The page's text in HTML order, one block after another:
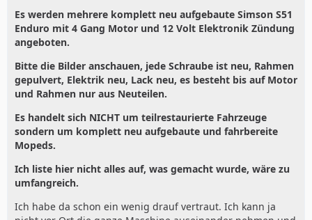
Es werden mehrere komplett neu aufgebaute Simson S51
Enduro mit 4 Gang Motor und 12 Volt Elektronik Zündung
angeboten.
Bitte die Bilder anschauen, jede Schraube ist neu, Rahmen
gepulvert, Elektrik neu, Lack neu, es besteht bis auf Motor
und Rahmen nur aus Neuteilen.
Es handelt sich NICHT um teilrestaurierte Fahrzeuge
sondern um komplett neu aufgebaute und fahrbereite
Mopeds.
Ich liste hier nicht alles auf, was gemacht wurde, wäre zu
umfangreich.
Ich habe da schon ein wenig drauf vertraut. Ich kann ja